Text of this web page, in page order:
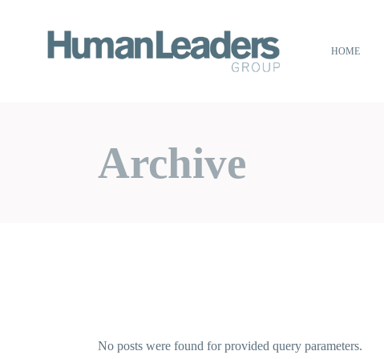
HOME
Archive
No posts were found for provided query parameters.